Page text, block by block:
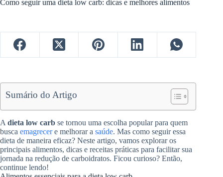
Como seguir uma dieta low carb: dicas e melhores alimentos
Sumário do Artigo
A dieta low carb se tornou uma escolha popular para quem
busca emagrecere melhorar a saúde. Mas como seguir essa
dieta de maneira eficaz? Neste artigo, vamos explorar os
principais alimentos, dicas e receitas práticas para facilitar sua
jornada na redução de carboidratos. Ficou curioso? Então,
continue lendo!